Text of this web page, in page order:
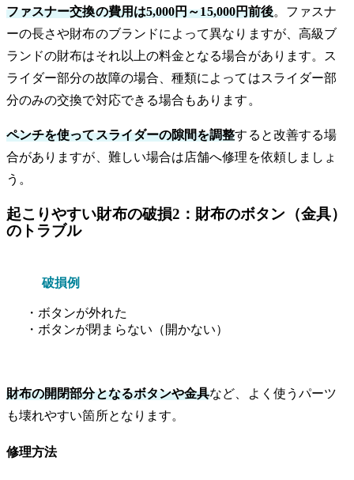
ファスナー交換の費用は5,000円～15,000円前後。ファスナ
ーの長さや財布のブランドによって異なりますが、高級ブ
ランドの財布はそれ以上の料金となる場合があります。ス
ライダー部分の故障の場合、種類によってはスライダー部
分のみの交換で対応できる場合もあります。
ペンチを使ってスライダーの隙間を調整すると改善する場
合がありますが、難しい場合は店舗へ修理を依頼しましょ
う。
起こりやすい財布の破損2：財布のボタン（金具）
のトラブル
破損例
・ボタンが外れた
・ボタンが閉まらない（開かない）
財布の開閉部分となるボタンや金具など、よく使うパーツ
も壊れやすい箇所となります。
修理方法